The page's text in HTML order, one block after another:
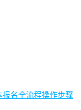
报名全流程操作步骤